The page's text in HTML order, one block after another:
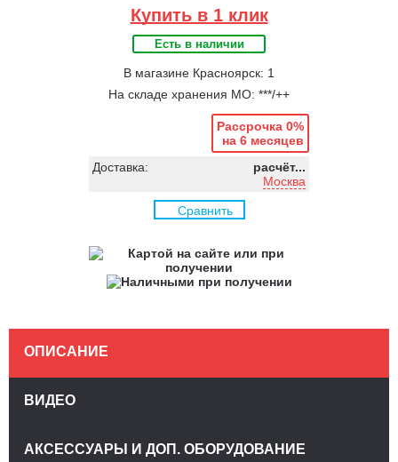
Купить в 1 клик
Есть в наличии
В магазине Красноярск: 1
На складе хранения МО: ***/++
Рассрочка 0%
на 6 месяцев
Доставка:
расчёт...
Москва
Сравнить
ОПИСАНИЕ
ВИДЕО
АКСЕССУАРЫ И ДОП. ОБОРУДОВАНИЕ